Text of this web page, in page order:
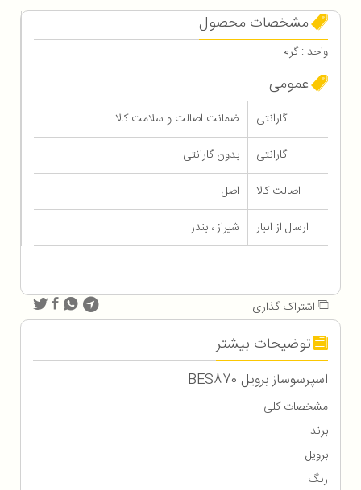
مشخصات محصول
واحد : گرم
عمومی
گارانتی
ضمانت اصالت و سلامت کالا
گارانتی
بدون گارانتی
اصالت کالا
اصل
ارسال از انبار
شیراز ، بندر
اشتراک گذاری
توضیحات بیشتر
اسپرسوساز برویل BES870
مشخصات کلی
برند
برويل
رنگ